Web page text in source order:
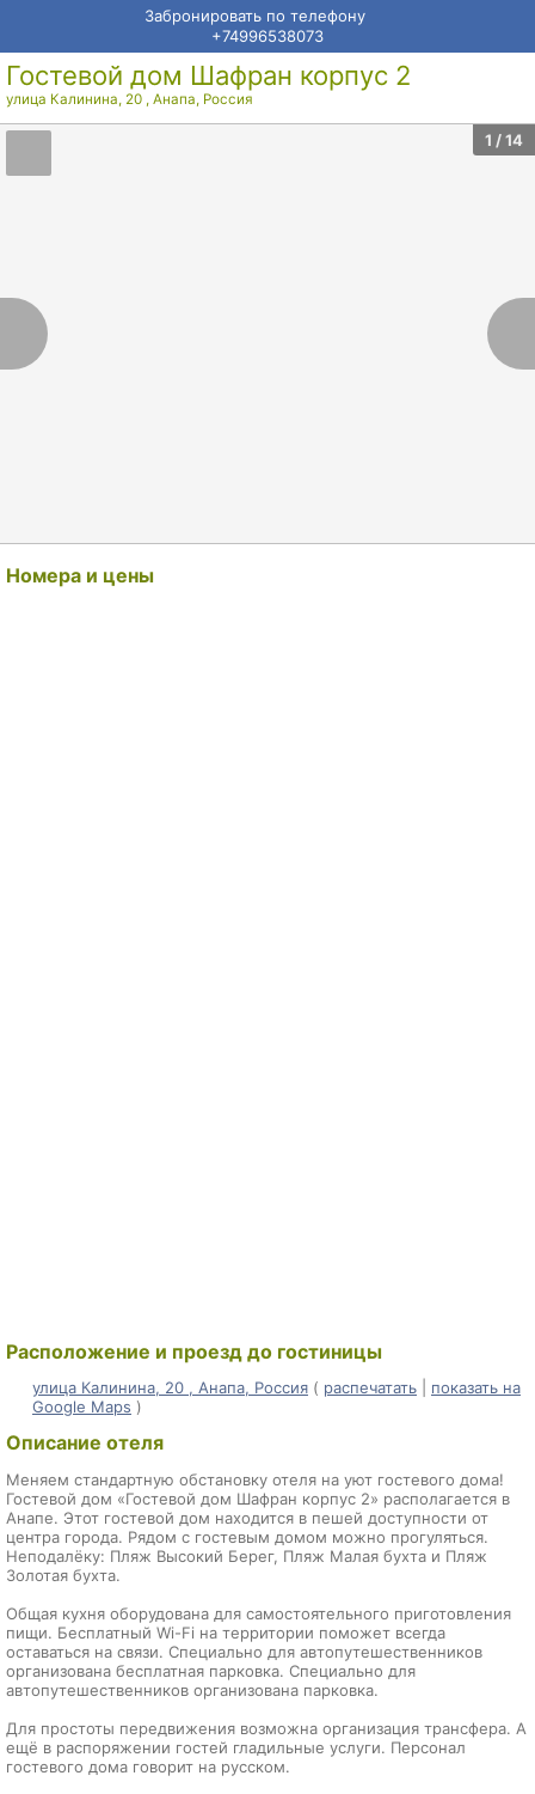
Забронировать по телефону
+74996538073
Гостевой дом Шафран корпус 2
улица Калинина, 20 , Анапа, Россия
1 / 14
Номера и цены
Расположение и проезд до гостиницы
улица Калинина, 20 , Анапа, Россия ( распечатать
показать на
Google Maps )
Описание отеля
Меняем стандартную обстановку отеля на уют гостевого дома!
Гостевой дом «Гостевой дом Шафран корпус 2» располагается в
Анапе. Этот гостевой дом находится в пешей доступности от
центра города. Рядом с гостевым домом можно прогуляться.
Неподалёку: Пляж Высокий Берег, Пляж Малая бухта и Пляж
Золотая бухта.
Общая кухня оборудована для самостоятельного приготовления
пищи. Бесплатный Wi-Fi на территории поможет всегда
оставаться на связи. Специально для автопутешественников
организована бесплатная парковка. Специально для
автопутешественников организована парковка.
Для простоты передвижения возможна организация трансфера. А
ещё в распоряжении гостей гладильные услуги. Персонал
гостевого дома говорит на русском.